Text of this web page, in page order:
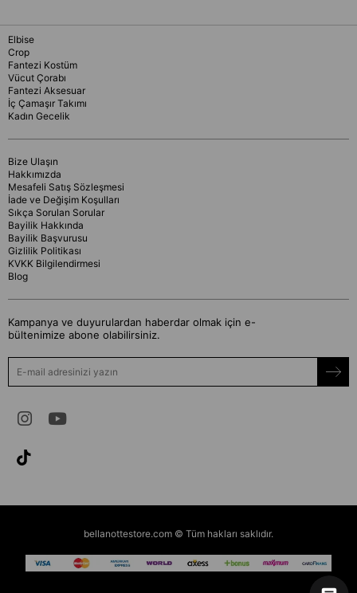
Elbise
Crop
Fantezi Kostüm
Vücut Çorabı
Fantezi Aksesuar
İç Çamaşır Takımı
Kadın Gecelik
Bize Ulaşın
Hakkımızda
Mesafeli Satış Sözleşmesi
İade ve Değişim Koşulları
Sıkça Sorulan Sorular
Bayilik Hakkında
Bayilik Başvurusu
Gizlilik Politikası
KVKK Bilgilendirmesi
Blog
Kampanya ve duyurulardan haberdar olmak için e-
bültenimize abone olabilirsiniz.
bellanottestore.com © Tüm hakları saklıdır.